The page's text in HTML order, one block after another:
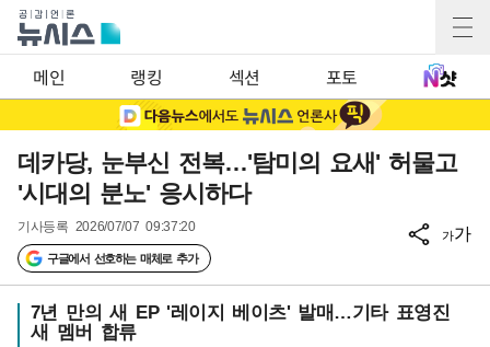
메인 랭킹 섹션 포토
데카당, 눈부신 전복…'탐미의 요새' 허물고
'시대의 분노' 응시하다
기사등록 2026/07/07 09:37:20
구글에서 선호하는 매체로 추가
가가
7년 만의 새 EP '레이지 베이츠' 발매…기타 표영진
새 멤버 합류